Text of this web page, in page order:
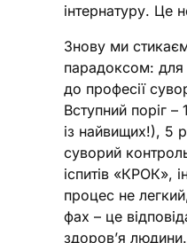
інтернатуру. Це
Знову ми
парадоксом:
до професії
Вступний поріг
із найвищих!), 5
суворий
іспитів «КРОК»,
процес не
фах – це
здоров’я людини.